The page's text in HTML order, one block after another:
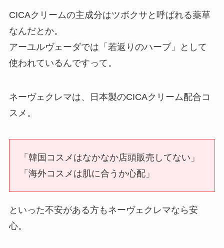
CICAクリームの主成分はツボクサと呼ばれる薬草
なんだとか。
アーユルヴェーダでは「若返りのハーブ」として
使われているんですって。
ネーヴェクレマは、日本製のCICAクリーム配合コ
スメ。
「韓国コスメはなかなか店頭販売してない」
「海外コスメは肌に合うか心配」
といった不安がある方もネーヴェクレマなら安
心。